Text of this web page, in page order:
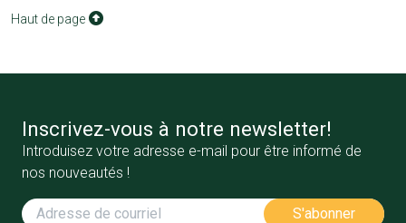
Haut de page
Inscrivez-vous à notre newsletter!
Introduisez votre adresse e-mail pour être informé de
nos nouveautés !